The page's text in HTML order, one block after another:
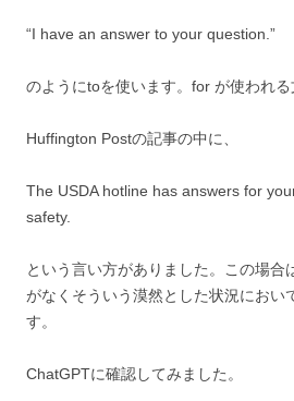
“I have an answer to your question.”
のようにtoを使います。for が使われる
Huffington Postの記事の中に、
The USDA hotline has answers for
safety.
という言い方がありました。この場合
がなくそういう漠然とした状況におい
す。
ChatGPTに確認してみました。